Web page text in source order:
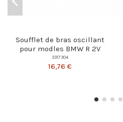
Soufflet de bras oscillant
pour modles BMW R 2V
3317304
16,76 €